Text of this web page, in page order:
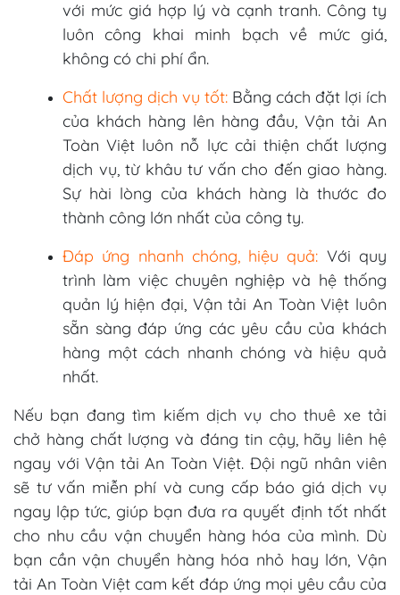
với mức giá hợp lý và cạnh tranh. Công ty
luôn công khai minh bạch về mức giá,
không có chi phí ẩn.
Chất lượng dịch vụ tốt: Bằng cách đặt lợi ích
của khách hàng lên hàng đầu, Vận tải An
Toàn Việt luôn nỗ lực cải thiện chất lượng
dịch vụ, từ khâu tư vấn cho đến giao hàng.
Sự hài lòng của khách hàng là thước đo
thành công lớn nhất của công ty.
Đáp ứng nhanh chóng, hiệu quả: Với quy
trình làm việc chuyên nghiệp và hệ thống
quản lý hiện đại, Vận tải An Toàn Việt luôn
sẵn sàng đáp ứng các yêu cầu của khách
hàng một cách nhanh chóng và hiệu quả
nhất.
Nếu bạn đang tìm kiếm dịch vụ cho thuê xe tải
chở hàng chất lượng và đáng tin cậy, hãy liên hệ
ngay với Vận tải An Toàn Việt. Đội ngũ nhân viên
sẽ tư vấn miễn phí và cung cấp báo giá dịch vụ
ngay lập tức, giúp bạn đưa ra quyết định tốt nhất
cho nhu cầu vận chuyển hàng hóa của mình. Dù
bạn cần vận chuyển hàng hóa nhỏ hay lớn, Vận
tải An Toàn Việt cam kết đáp ứng mọi yêu cầu của